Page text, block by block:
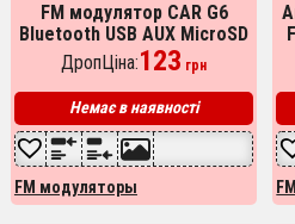
FM модулятор CAR G6
Bluetooth USB AUX MicroSD
трансмітер, FM модулятор
для автомобіля. Колір:
золотий
ДропЦіна:123 грн
Немає в наявності
FM модуляторы